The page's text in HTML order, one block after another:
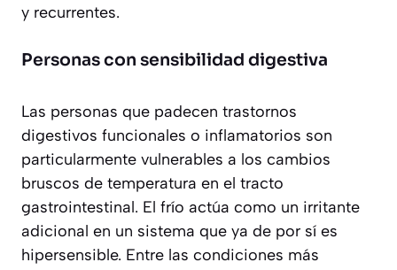
y recurrentes.
Personas con sensibilidad digestiva
Las personas que padecen trastornos
digestivos funcionales o inflamatorios son
particularmente vulnerables a los cambios
bruscos de temperatura en el tracto
gastrointestinal. El frío actúa como un irritante
adicional en un sistema que ya de por sí es
hipersensible. Entre las condiciones más